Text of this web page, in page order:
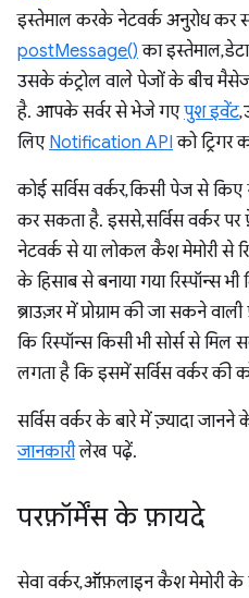
इस्तेमाल करके नेटवर्क अनुरोध कर
postMessage() का इस्तेमाल,
उसके कंट्रोल वाले पेजों के बीच
है. आपके सर्वर से भेजे गएपुश इवेंट,
लिए Notification API को
कोई सर्विस वर्कर, किसी पेज से
कर सकता है. इससे, सर्विस वर्कर पर
नेटवर्क से या लोकल कैश मेमोरी से
के हिसाब से बनाया गया रिस्पॉन्स
ब्राउज़र में प्रोग्राम की जा सकने
कि रिस्पॉन्स किसी भी सोर्स से
लगता है कि इसमें सर्विस वर्कर की
सर्विस वर्कर के बारे में ज़्यादा जानने
जानकारीलेख पढ़ें.
परफ़ॉर्मेंस के फ़ायदे
सेवा वर्कर, ऑफ़लाइन कैश मेमोरी के